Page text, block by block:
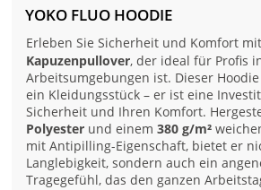
YOKO FLUO HOODIE
Erleben Sie Sicherheit und Komfort
Kapuzenpullover, der ideal für Profis
Arbeitsumgebungen ist. Dieser
ein Kleidungsstück – er ist eine
Sicherheit und Ihren Komfort.
Polyester und einem380 g/m²
mit Antipilling-Eigenschaft, bietet er
Langlebigkeit, sondern auch ein
Tragegefühl, das den ganzen